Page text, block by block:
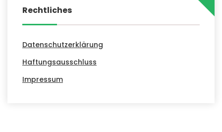
Rechtliches
Datenschutzerklärung
Haftungsausschluss
Impressum